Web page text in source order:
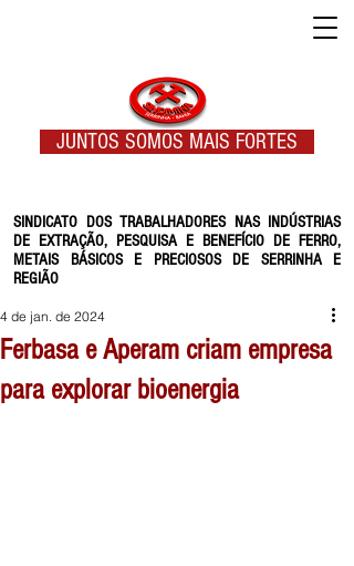
SINDICATO DOS TRABALHADORES NAS INDÚSTRIAS
DE EXTRAÇÃO, PESQUISA E BENEFÍCIO DE FERRO,
METAIS BÁSICOS E PRECIOSOS DE SERRINHA E
REGIÃO
JUNTOS SOMOS MAIS FORTES
Ferbasa e Aperam criam empresa
para explorar bioenergia
4 de jan. de 2024